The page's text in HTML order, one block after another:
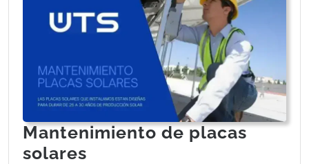
Mantenimiento de placas
solares